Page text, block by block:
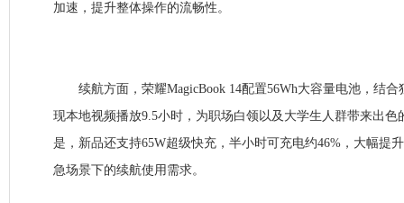
加速，提升整体操作的流畅性。
续航方面，荣耀MagicBook 14配置56Wh大容量电池，结合
现本地视频播放9.5小时，为职场白领以及大学生人群带来出色
是，新品还支持65W超级快充，半小时可充电约46%，大幅提
急场景下的续航使用需求。